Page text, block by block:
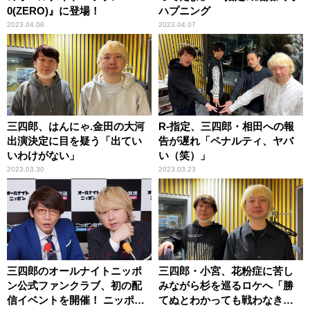
0(ZERO)』に登場！
2023.04.08
ハプニング
2023.04.07
三四郎、はんにゃ.金田の大河
出演決定に目を疑う「出てい
いわけがない」
2023.03.30
R-指定、三四郎・相田への報
告が遅れ「ペナルティ、ヤバ
い（笑）」
2023.03.23
三四郎のオールナイトニッポ
ン公式ファンクラブ、初の配
信イベントを開催！ ニッポン
三四郎・小宮、花粉症に苦し
みながら杉を巡るロケへ「勝
てぬとわかっても戦わなきゃ